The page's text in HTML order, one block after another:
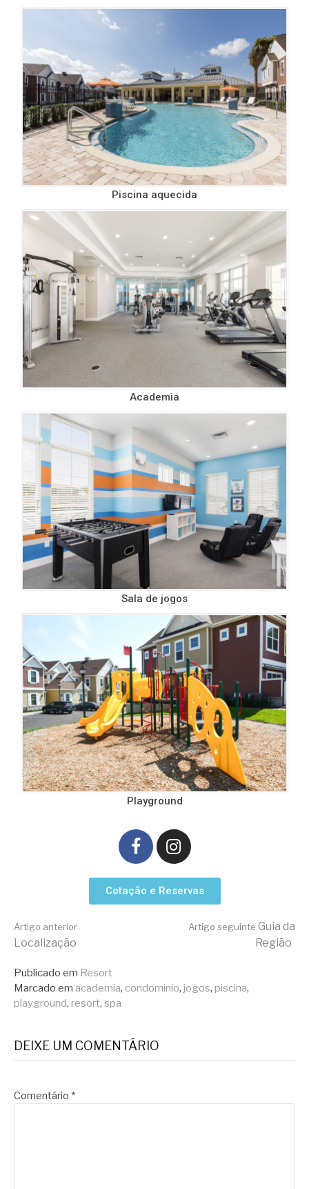
Piscina aquecida
Academia
Sala de jogos
Playground
Cotação e Reservas
Artigo anterior
Localização
Artigo seguinte Guia da
Região
Publicado em Resort
Marcado em academia, condominio, jogos, piscina,
playground, resort, spa
DEIXE UM COMENTÁRIO
Comentário *